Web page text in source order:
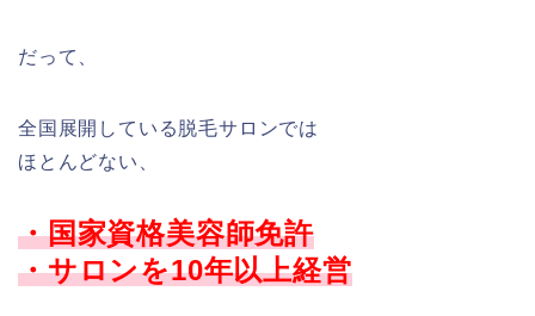
だって、
全国展開している脱毛サロンでは
ほとんどない、
・国家資格美容師免許
・サロンを10年以上経営